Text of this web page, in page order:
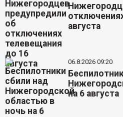
августа
06.8.2026 09:20
на 6 августа